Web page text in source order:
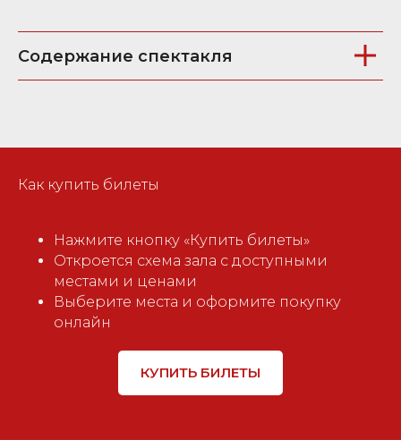
Содержание спектакля
Как купить билеты
Нажмите кнопку «Купить билеты»
Откроется схема зала с доступными
местами и ценами
Выберите места и оформите покупку
онлайн
КУПИТЬ БИЛЕТЫ